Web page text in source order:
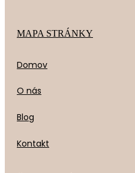
MAPA STRÁNKY
Domov
O nás
Blog
Kontakt